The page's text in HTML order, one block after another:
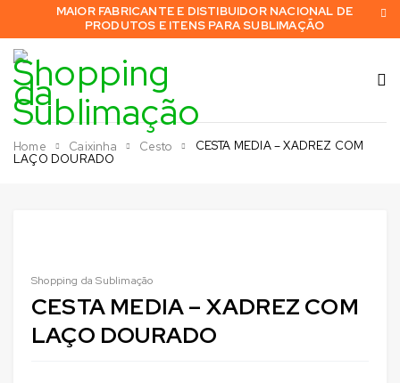
MAIOR FABRICANTE E DISTIBUIDOR NACIONAL DE
PRODUTOS E ITENS PARA SUBLIMAÇÃO
Home Caixinha Cesto
CESTA MEDIA – XADREZ COM
LAÇO DOURADO
Shopping da Sublimação
CESTA MEDIA – XADREZ COM
LAÇO DOURADO